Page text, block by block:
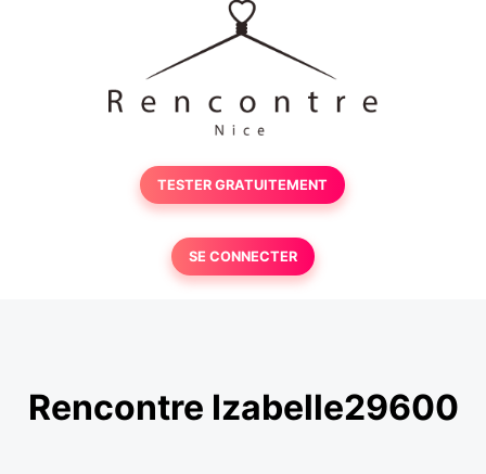
TESTER GRATUITEMENT
SE CONNECTER
Rencontre Izabelle29600